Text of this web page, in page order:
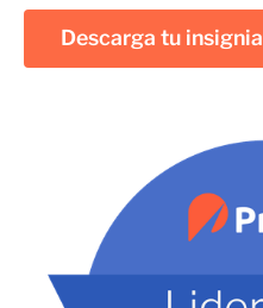
Descarga tu insignia